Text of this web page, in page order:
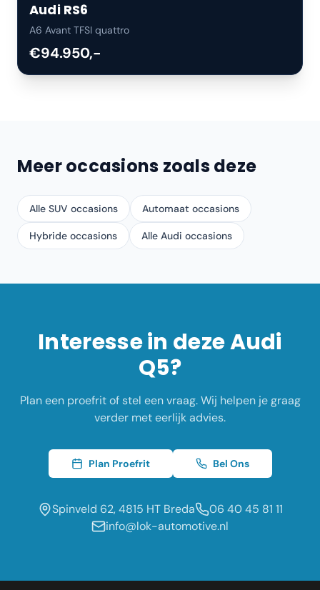
Audi RS6
A6 Avant TFSI quattro
€94.950,-
Meer occasions zoals deze
Alle SUV occasions Automaat occasions
Hybride occasions Alle Audi occasions
Interesse in dezeAudi
Q5?
Plan een proefrit of stel een vraag. Wij helpen je graag
verder met eerlijk advies.
Plan Proefrit Bel Ons
Spinveld 62, 4815 HT Breda
06 40 45 81 11
info@lok-automotive.nl